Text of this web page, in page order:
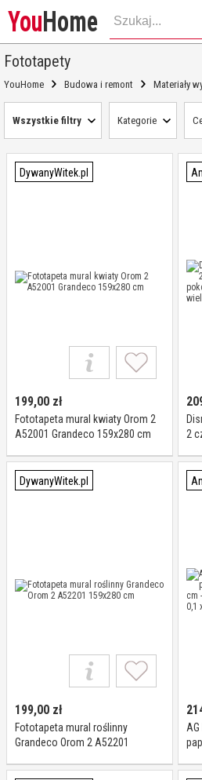
YouHome
Fototapety
YouHome Budowa i remont Materiały
Wszystkie filtry Kategorie
DywanyWitek.pl
199,00 zł
Fototapeta mural kwiaty Orom 2
A52001 Grandeco 159x280 cm
2
cm
DywanyWitek.pl
199,00 zł
Fototapeta mural roślinny
Grandeco Orom 2 A52201